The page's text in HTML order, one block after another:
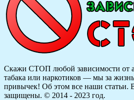
Скажи СТОП любой зависимости от
табака или наркотиков — мы за
привычек! Об этом все наши статьи.
защищены. © 2014 - 2023 год.